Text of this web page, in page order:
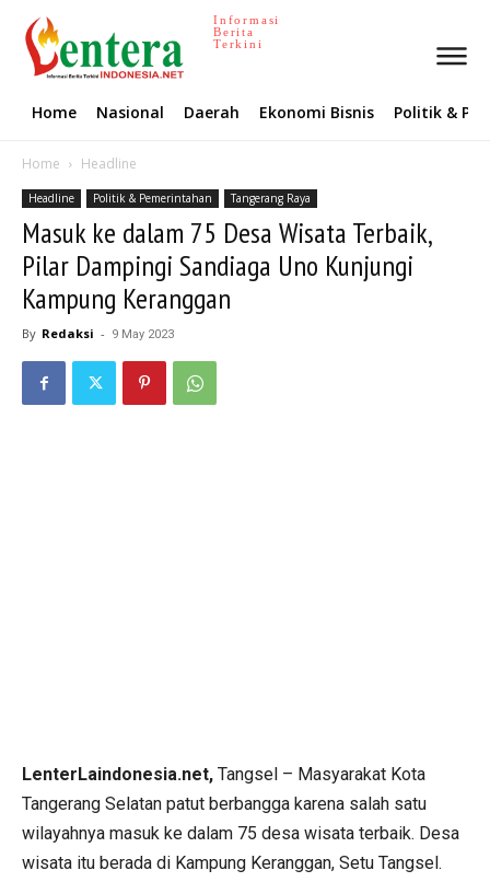
Informasi
Berita
Terkini
Home Nasional Daerah Ekonomi Bisnis Politik &
Home Headline
Headline Politik & Pemerintahan Tangerang Raya
Masuk ke dalam 75 Desa Wisata Terbaik,
Pilar Dampingi Sandiaga Uno Kunjungi
Kampung Keranggan
By Redaksi - 9 May 2023
LenterLaindonesia.net, Tangsel – Masyarakat Kota
Tangerang Selatan patut berbangga karena salah satu
wilayahnya masuk ke dalam 75 desa wisata terbaik. Desa
wisata itu berada di Kampung Keranggan, Setu Tangsel.